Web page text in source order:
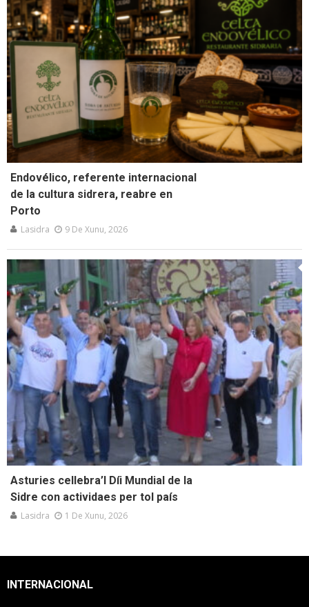
Endovélico, referente internacional
de la cultura sidrera, reabre en
Porto
Lasidra 9 De Xunu, 2026
Asturies cellebra’l Díi Mundial de la
Sidre con actividaes per tol país
Lasidra 1 De Xunu, 2026
INTERNACIONAL